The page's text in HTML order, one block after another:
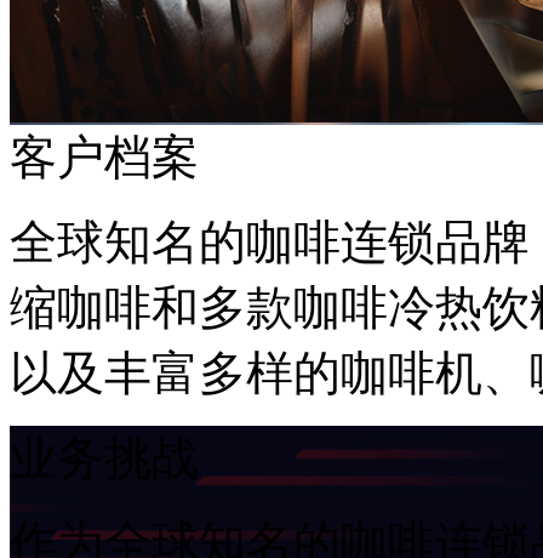
客户档案
全球知名的咖啡连锁品牌
缩咖啡和多款咖啡冷热饮
以及丰富多样的咖啡机
作为全球知名的咖啡连锁